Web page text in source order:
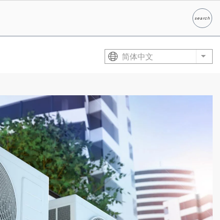
searchSearch
简体中文 List